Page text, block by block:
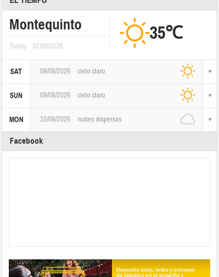
Montequinto
Today 07/08/2026
35℃
SAT 08/08/2026 cielo claro
SUN 09/08/2026 cielo claro
MON 10/08/2026 nubes dispersas
Facebook